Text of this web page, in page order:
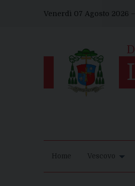
Venerdì 07 Agosto 2026 –
Home Vescovo